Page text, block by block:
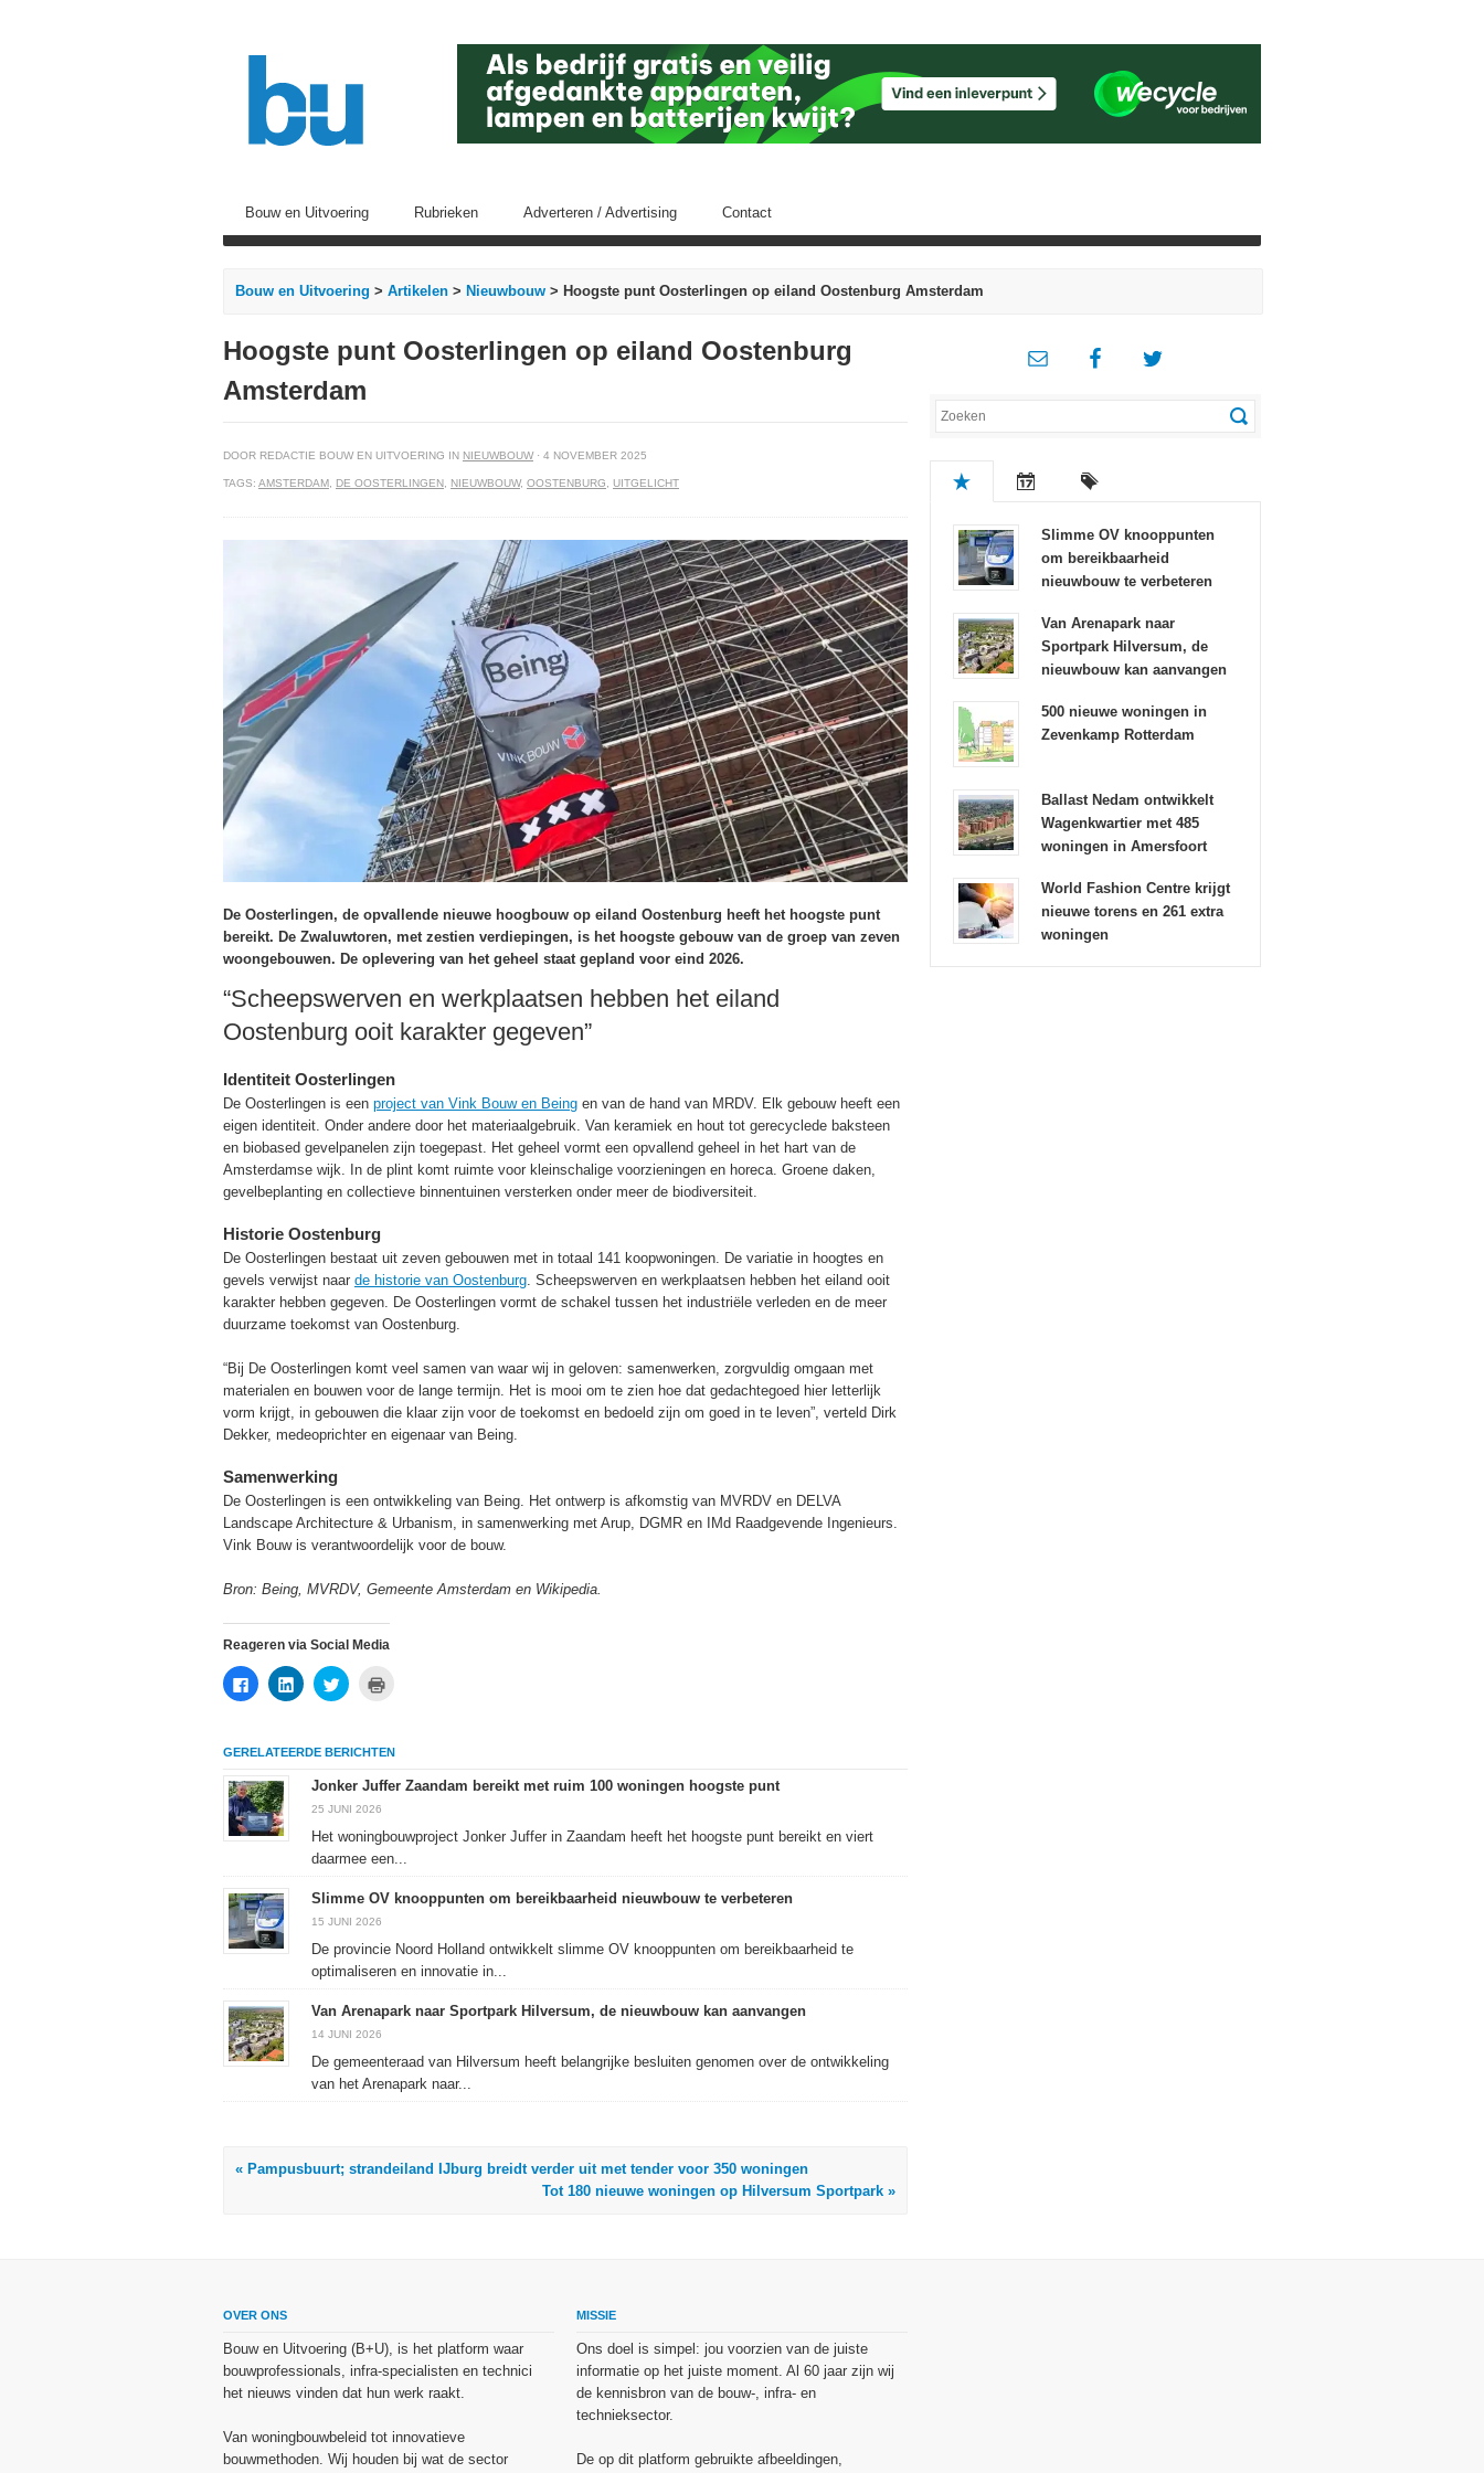
Bouw en Uitvoering Rubrieken Adverteren / Advertising Contact
Bouw en Uitvoering > Artikelen > Nieuwbouw > Hoogste punt Oosterlingen op eiland Oostenburg Amsterdam
Hoogste punt Oosterlingen op eiland Oostenburg
Amsterdam
DOOR REDACTIE BOUW EN UITVOERING IN NIEUWBOUW· 4 NOVEMBER 2025
TAGS: AMSTERDAM DE OOSTERLINGEN NIEUWBOUW, OOSTENBURG UITGELICHT
De Oosterlingen, de opvallende nieuwe hoogbouw op eiland Oostenburg heeft het hoogste punt
bereikt. De Zwaluwtoren, met zestien verdiepingen, is het hoogste gebouw van de groep van zeven
woongebouwen. De oplevering van het geheel staat gepland voor eind 2026.
“Scheepswerven en werkplaatsen hebben het eiland
Oostenburg ooit karakter gegeven”
Identiteit Oosterlingen
De Oosterlingen is een project van Vink Bouw en Being en van de hand van MRDV. Elk gebouw heeft een
eigen identiteit. Onder andere door het materiaalgebruik. Van keramiek en hout tot gerecyclede baksteen
en biobased gevelpanelen zijn toegepast. Het geheel vormt een opvallend geheel in het hart van de
Amsterdamse wijk. In de plint komt ruimte voor kleinschalige voorzieningen en horeca. Groene daken,
gevelbeplanting en collectieve binnentuinen versterken onder meer de biodiversiteit.
Historie Oostenburg
De Oosterlingen bestaat uit zeven gebouwen met in totaal 141 koopwoningen. De variatie in hoogtes en
gevels verwijst naar de historie van Oostenburg . Scheepswerven en werkplaatsen hebben het eiland ooit
karakter hebben gegeven. De Oosterlingen vormt de schakel tussen het industriële verleden en de meer
duurzame toekomst van Oostenburg.
“Bij De Oosterlingen komt veel samen van waar wij in geloven: samenwerken, zorgvuldig omgaan met
materialen en bouwen voor de lange termijn. Het is mooi om te zien hoe dat gedachtegoed hier letterlijk
vorm krijgt, in gebouwen die klaar zijn voor de toekomst en bedoeld zijn om goed in te leven”, verteld Dirk
Dekker, medeoprichter en eigenaar van Being.
Samenwerking
De Oosterlingen is een ontwikkeling van Being. Het ontwerp is afkomstig van MVRDV en DELVA
Landscape Architecture & Urbanism, in samenwerking met Arup, DGMR en IMd Raadgevende Ingenieurs.
Vink Bouw is verantwoordelijk voor de bouw.
Bron: Being, MVRDV, Gemeente Amsterdam en Wikipedia.
Reageren via Social Media
Klik
om
Facebook
(Wordt
een
nieuw
venster
geopend)
Klik
om
delen
(Wordt
een
venster
Klik
om
Twitter
(Wordt
een
venster
(Wordt
in
nieuw
GERELATEERDE BERICHTEN
Jonker Juffer Zaandam bereikt met ruim 100 woningen hoogste punt
25 JUNI 2026
Het woningbouwproject Jonker Juffer in Zaandam heeft het hoogste punt bereikt en viert
daarmee een...
Slimme OV knooppunten om bereikbaarheid nieuwbouw te verbeteren
15 JUNI 2026
De provincie Noord Holland ontwikkelt slimme OV knooppunten om bereikbaarheid te
optimaliseren en innovatie in...
Van Arenapark naar Sportpark Hilversum, de nieuwbouw kan aanvangen
14 JUNI 2026
De gemeenteraad van Hilversum heeft belangrijke besluiten genomen over de ontwikkeling
van het Arenapark naar...
« Pampusbuurt; strandeiland IJburg breidt verder uit met tender voor 350 woningen
Tot 180 nieuwe woningen op Hilversum Sportpark »
Slimme OV knooppunten
om bereikbaarheid
nieuwbouw te verbeteren
Van Arenapark naar
Sportpark Hilversum, de
nieuwbouw kan aanvangen
500 nieuwe woningen in
Zevenkamp Rotterdam
Ballast Nedam ontwikkelt
Wagenkwartier met 485
woningen in Amersfoort
World Fashion Centre krijgt
nieuwe torens en 261 extra
woningen
OVER ONS
Bouw en Uitvoering (B+U), is het platform waar
bouwprofessionals, infra-specialisten en technici
het nieuws vinden dat hun werk raakt.
Van woningbouwbeleid tot innovatieve
bouwmethoden. Wij houden bij wat de sector
MISSIE
Ons doel is simpel: jou voorzien van de juiste
informatie op het juiste moment. Al 60 jaar zijn wij
de kennisbron van de bouw-, infra- en
technieksector.
De op dit platform gebruikte afbeeldingen,